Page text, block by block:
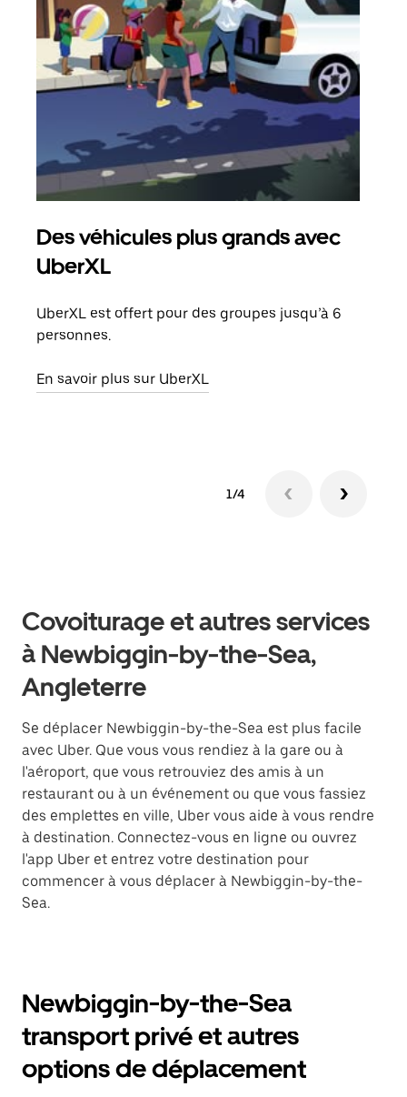
Des véhicules plus grands avec
UberXL
UberXL est offert pour des groupes jusqu’à 6
personnes.
En savoir plus sur UberXL
1/4
Covoiturage et autres services
à Newbiggin-by-the-Sea,
Angleterre
Se déplacer Newbiggin-by-the-Sea est plus facile
avec Uber. Que vous vous rendiez à la gare ou à
l'aéroport, que vous retrouviez des amis à un
restaurant ou à un événement ou que vous fassiez
des emplettes en ville, Uber vous aide à vous rendre
à destination. Connectez-vous en ligne ou ouvrez
l'app Uber et entrez votre destination pour
commencer à vous déplacer à Newbiggin-by-the-
Sea.
Newbiggin-by-the-Sea
transport privé et autres
options de déplacement